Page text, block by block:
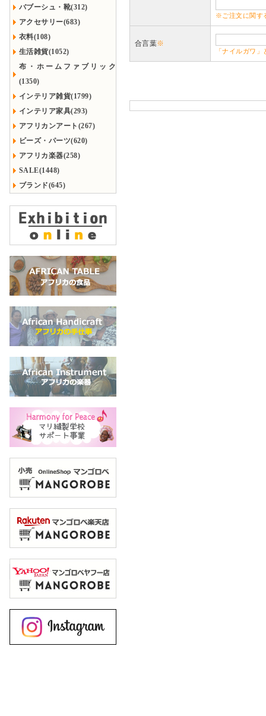
バブーシュ・靴(312)
アクセサリー(683)
衣料(108)
生活雑貨(1052)
布・ホームファブリック
(1350)
インテリア雑貨(1799)
インテリア家具(293)
アフリカンアート(267)
ビーズ・パーツ(620)
アフリカ楽器(258)
SALE(1448)
ブランド(645)
※ご注文に関す
合言葉※
「ナイルガワ